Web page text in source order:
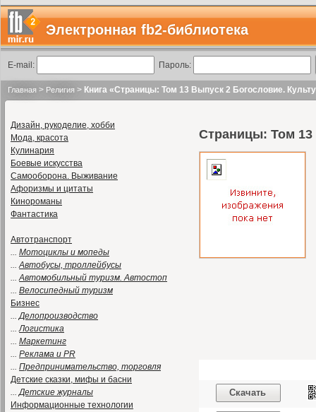
Электронная fb2-библиотека
E-mail: Пароль:
Главная > Религия > Книга «Страницы: Том 13 Выпуск 2 Богословие.
Дизайн, рукоделие, хобби
Мода, красота
Кулинария
Боевые искусства
Самооборона. Выживание
Афоризмы и цитаты
Кинороманы
Фантастика
Автотранспорт
... Мотоциклы и мопеды
...Автобусы, троллейбусы
...Автомобильный туризм. Автостоп
... Велосипедный туризм
Бизнес
...Делопроизводство
...Логистика
... Маркетинг
... Реклама и PR
... Предпринимательство, торговля
Детские сказки, мифы и басни
...Детские журналы
Информационные технологии
Страницы: Том 13
Скачать